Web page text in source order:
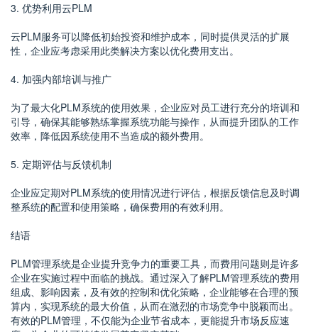
3. 优势利用云PLM
云PLM服务可以降低初始投资和维护成本，同时提供灵活的扩展
性，企业应考虑采用此类解决方案以优化费用支出。
4. 加强内部培训与推广
为了最大化PLM系统的使用效果，企业应对员工进行充分的培训和
引导，确保其能够熟练掌握系统功能与操作，从而提升团队的工作
效率，降低因系统使用不当造成的额外费用。
5. 定期评估与反馈机制
企业应定期对PLM系统的使用情况进行评估，根据反馈信息及时调
整系统的配置和使用策略，确保费用的有效利用。
结语
PLM管理系统是企业提升竞争力的重要工具，而费用问题则是许多
企业在实施过程中面临的挑战。通过深入了解PLM管理系统的费用
组成、影响因素，及有效的控制和优化策略，企业能够在合理的预
算内，实现系统的最大价值，从而在激烈的市场竞争中脱颖而出。
有效的PLM管理，不仅能为企业节省成本，更能提升市场反应速